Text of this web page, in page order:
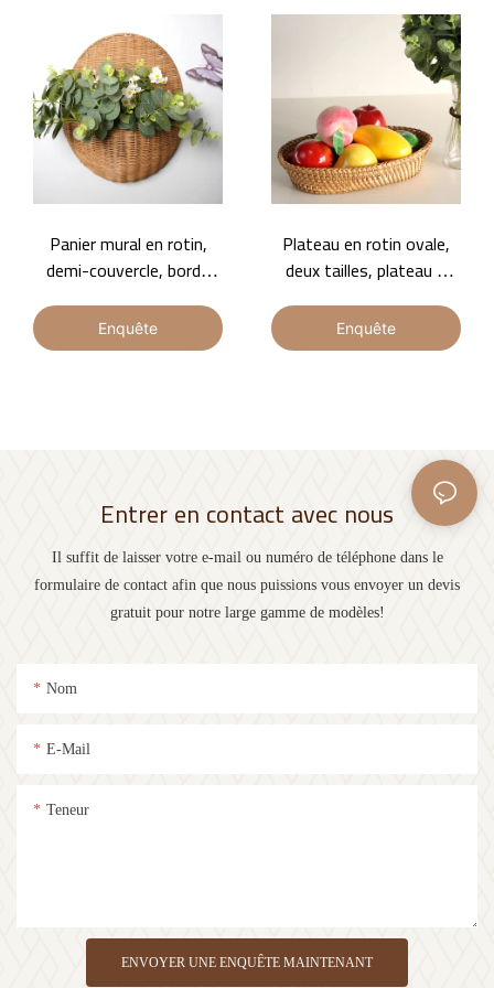
Panier mural en rotin,
demi-couvercle, bords
renforcés, poignées,
panier de rangement
multifonctionnel
Enquête
Plateau en rotin ovale,
deux tailles, plateau à
fruits
Enquête
Entrer en contact avec nous
Il suffit de laisser votre e-mail ou numéro de téléphone dans le
formulaire de contact afin que nous puissions vous envoyer un devis
gratuit pour notre large gamme de modèles!
Nom
E-Mail
Teneur
ENVOYER UNE ENQUÊTE MAINTENANT